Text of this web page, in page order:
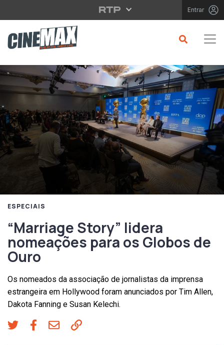
Saltar para o conteúdo principal Entrar
ESPECIAIS
“Marriage Story” lidera
nomeações para os Globos de
Ouro
Os nomeados da associação de jornalistas da imprensa
estrangeira em Hollywood foram anunciados por Tim Allen,
Dakota Fanning e Susan Kelechi.